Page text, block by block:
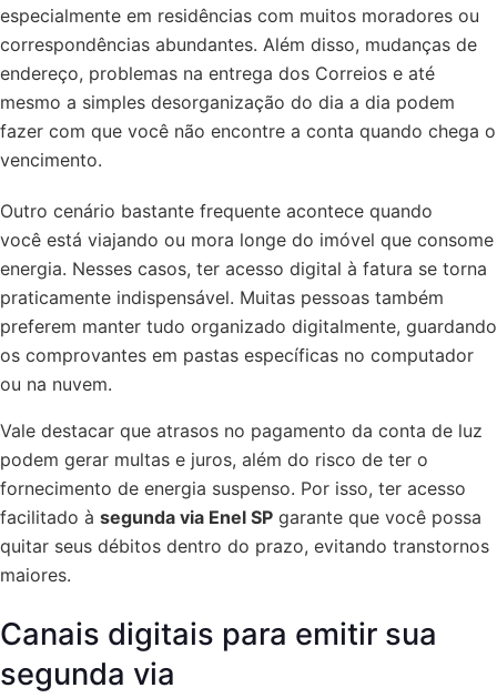
especialmente em residências com muitos moradores ou
correspondências abundantes. Além disso, mudanças de
endereço, problemas na entrega dos Correios e até
mesmo a simples desorganização do dia a dia podem
fazer com que você não encontre a conta quando chega o
vencimento.
Outro cenário bastante frequente acontece quando
você está viajando ou mora longe do imóvel que consome
energia. Nesses casos, ter acesso digital à fatura se torna
praticamente indispensável. Muitas pessoas também
preferem manter tudo organizado digitalmente, guardando
os comprovantes em pastas específicas no computador
ou na nuvem.
Vale destacar que atrasos no pagamento da conta de luz
podem gerar multas e juros, além do risco de ter o
fornecimento de energia suspenso. Por isso, ter acesso
facilitado à segunda via Enel SP garante que você possa
quitar seus débitos dentro do prazo, evitando transtornos
maiores.
Canais digitais para emitir sua
segunda via